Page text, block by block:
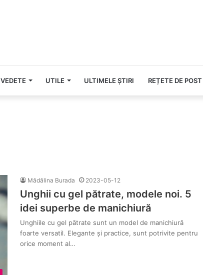
VEDETE UTILE ULTIMELE ȘTIRI REȚETE DE POST
Mădălina Burada 2023-05-12
Unghii cu gel pătrate, modele noi. 5
idei superbe de manichiură
Unghiile cu gel pătrate sunt un model de manichiură
foarte versatil. Elegante și practice, sunt potrivite pentru
orice moment al…